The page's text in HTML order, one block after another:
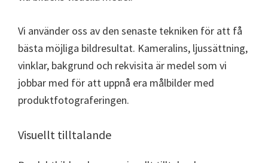
Vi använder oss av den senaste tekniken för att få
bästa möjliga bildresultat. Kameralins, ljussättning,
vinklar, bakgrund och rekvisita är medel som vi
jobbar med för att uppnå era målbilder med
produktfotograferingen.
Visuellt tilltalande